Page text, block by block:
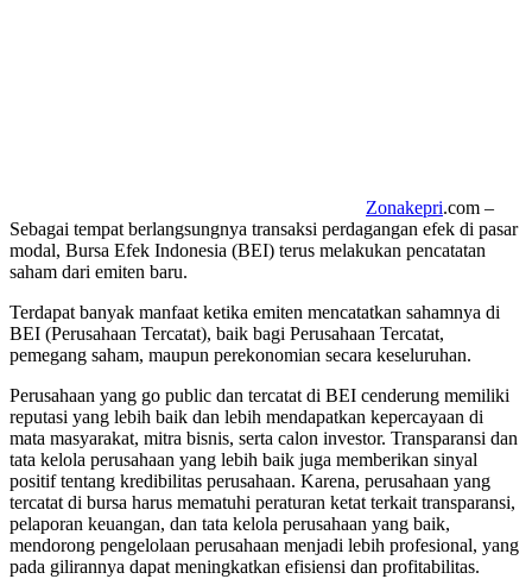
Zonakepri.com –
Sebagai tempat berlangsungnya transaksi perdagangan efek di pasar
modal, Bursa Efek Indonesia (BEI) terus melakukan pencatatan
saham dari emiten baru.
Terdapat banyak manfaat ketika emiten mencatatkan sahamnya di
BEI (Perusahaan Tercatat), baik bagi Perusahaan Tercatat,
pemegang saham, maupun perekonomian secara keseluruhan.
Perusahaan yang go public dan tercatat di BEI cenderung memiliki
reputasi yang lebih baik dan lebih mendapatkan kepercayaan di
mata masyarakat, mitra bisnis, serta calon investor. Transparansi dan
tata kelola perusahaan yang lebih baik juga memberikan sinyal
positif tentang kredibilitas perusahaan. Karena, perusahaan yang
tercatat di bursa harus mematuhi peraturan ketat terkait transparansi,
pelaporan keuangan, dan tata kelola perusahaan yang baik,
mendorong pengelolaan perusahaan menjadi lebih profesional, yang
pada gilirannya dapat meningkatkan efisiensi dan profitabilitas.